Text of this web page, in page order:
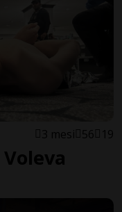
3 mesi 56 19